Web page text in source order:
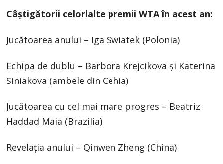
Câştigătorii celorlalte premii WTA în acest an:
Jucătoarea anului – Iga Swiatek (Polonia)
Echipa de dublu – Barbora Krejcikova şi Katerina
Siniakova (ambele din Cehia)
Jucătoarea cu cel mai mare progres – Beatriz
Haddad Maia (Brazilia)
Revelaţia anului – Qinwen Zheng (China)